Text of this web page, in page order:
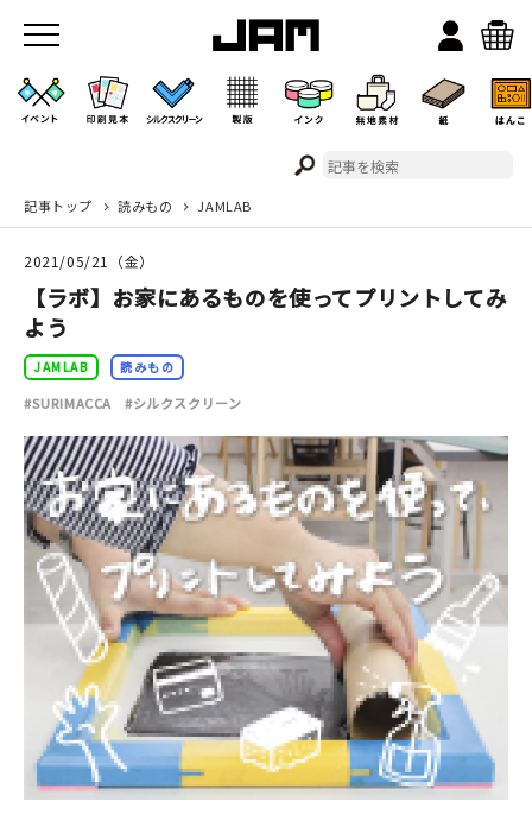
JAMのこと
お店/ワークスペース
イベント
印刷見本
シルクスクリーン
無地素材
本
記事トップ 読みもの JAMLAB
2021/05/21（金）
【ラボ】お家にあるものを使ってプリントしてみ
よう
JAMLAB 読みもの
#SURIMACCA #シルクスクリーン